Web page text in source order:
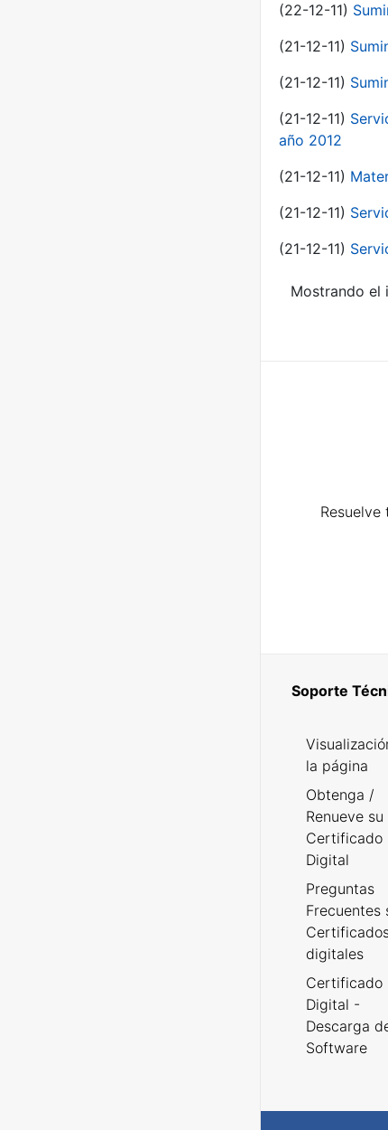
(22-12-11)
(21-12-11)
(21-12-11)
(21-12-11)
año 2012
(21-12-11)
(21-12-11)
(21-12-11)
Mostrando el
Soporte
la página
Obtenga /
Renueve su
Certificado
Digital
Preguntas
Frecuentes
digitales
Certificado
Digital -
Descarga
Software